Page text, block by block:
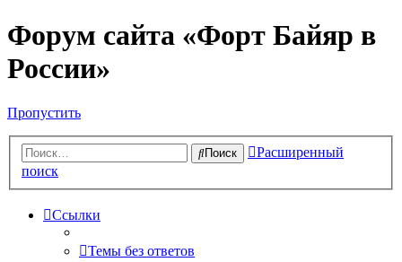
Форум сайта «Форт Байяр в
России»
Пропустить
Поиск
Расширенный
поиск
Ссылки
Темы без ответов